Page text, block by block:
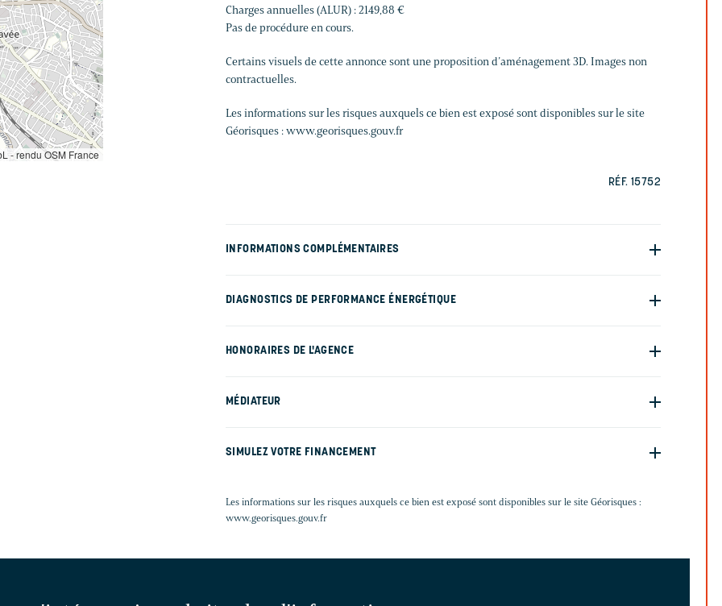
Charges annuelles (ALUR) : 2149,88 €
Pas de procédure en cours.
Certains visuels de cette annonce sont une proposition d’aménagement 3D. Images non
contractuelles.
Les informations sur les risques auxquels ce bien est exposé sont disponibles sur le site
Géorisques : www.georisques.gouv.fr
RÉF. 15752
INFORMATIONS COMPLÉMENTAIRES
DIAGNOSTICS DE PERFORMANCE ÉNERGÉTIQUE
HONORAIRES DE L'AGENCE
MÉDIATEUR
SIMULEZ VOTRE FINANCEMENT
Les informations sur les risques auxquels ce bien est exposé sont disponibles sur le site Géorisques :
www.georisques.gouv.fr
- rendu OSM France